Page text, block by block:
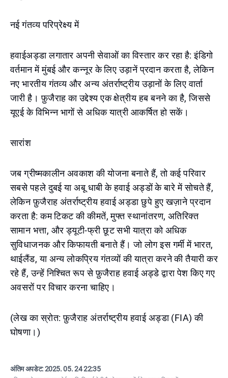
नई गंतव्य परिप्रेक्ष्य में
हवाईअड्डा लगातार अपनी सेवाओं का विस्तार कर रहा है: इंडिगो
वर्तमान में मुंबई और कन्नूर के लिए उड़ानें प्रदान करता है, लेकिन
नए भारतीय गंतव्य और अन्य अंतर्राष्ट्रीय उड़ानों के लिए वार्ता
जारी है। फ़ुजैराह का उद्देश्य एक क्षेत्रीय हब बनने का है, जिससे
यूएई के विभिन्न भागों से अधिक यात्री आकर्षित हो सकें।
सारांश
जब ग्रीष्मकालीन अवकाश की योजना बनाते हैं, तो कई परिवार
सबसे पहले दुबई या अबू धाबी के हवाई अड्डों के बारे में सोचते हैं,
लेकिन फ़ुजैराह अंतर्राष्ट्रीय हवाई अड्डा छुपे हुए खज़ाने प्रदान
करता है: कम टिकट की कीमतें, मुफ्त स्थानांतरण, अतिरिक्त
सामान भत्ता, और ड्यूटी-फ्री छूट सभी यात्रा को अधिक
सुविधाजनक और किफायती बनाते हैं। जो लोग इस गर्मी में भारत,
थाईलैंड, या अन्य लोकप्रिय गंतव्यों की यात्रा करने की तैयारी कर
रहे हैं, उन्हें निश्चित रूप से फ़ुजैराह हवाई अड्डे द्वारा पेश किए गए
अवसरों पर विचार करना चाहिए।
(लेख का स्रोत: फ़ुजैराह अंतर्राष्ट्रीय हवाई अड्डा (FIA) की
घोषणा।)
अंतिम अपडेट:2025. 05. 24 22:35